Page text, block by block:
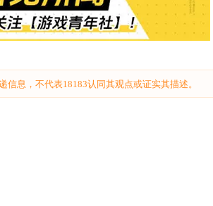
息，不代表18183认同其观点或证实其描述。